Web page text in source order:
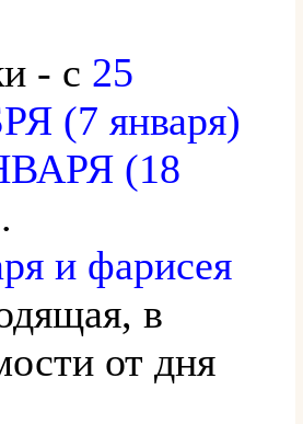
- с 25
(7 января)
(18
.
и фарисея
в
от дня